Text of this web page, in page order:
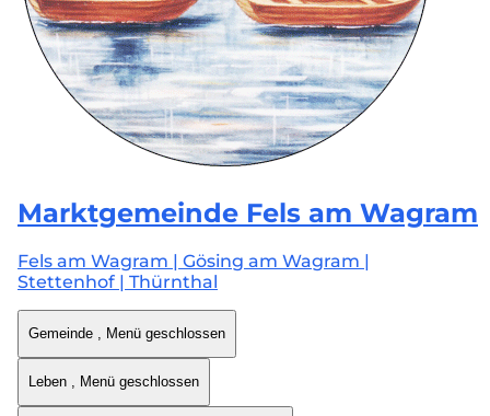
Marktgemeinde Fels am Wagram
Fels am Wagram | Gösing am Wagram |
Stettenhof | Thürnthal
Gemeinde , Menü geschlossen
Leben , Menü geschlossen